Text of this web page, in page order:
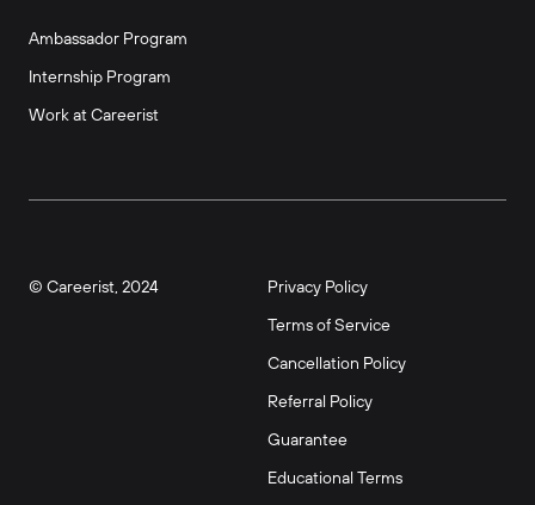
Ambassador Program
Internship Program
Work at Careerist
© Careerist, 2024
Privacy Policy
Terms of Service
Cancellation Policy
Referral Policy
Guarantee
Educational Terms